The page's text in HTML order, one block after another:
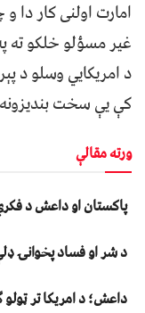
امارت اولنی کار
غیر مسؤلو خلکو ته
د امريکايي وسلو د
کې یې سخت
ورته مقالې
پاکستان او داعش د
د شر او فساد پخوانۍ
داعش؛ د امریکا تر